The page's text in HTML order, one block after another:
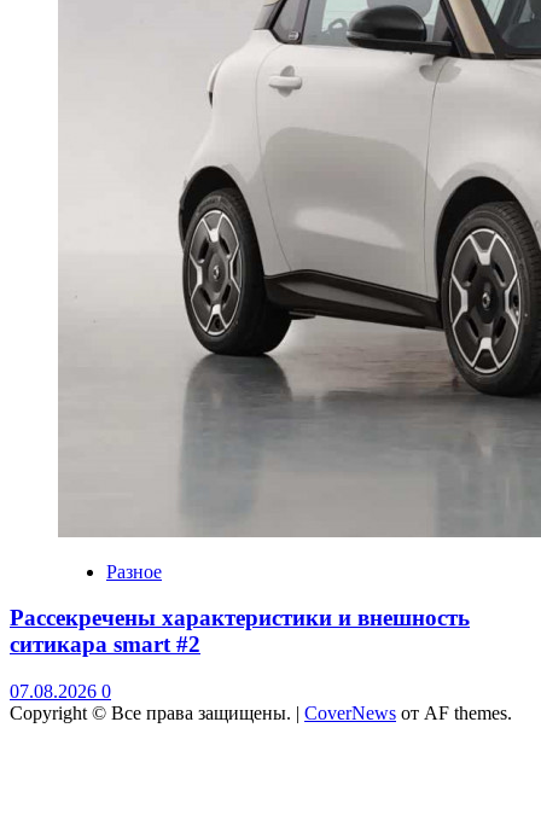
Разное
Рассекречены характеристики и внешность
ситикара smart #2
07.08.2026 0
Copyright © Все права защищены. | CoverNews от AF themes.